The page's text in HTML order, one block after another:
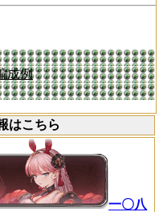
成例
はこちら
一〇八